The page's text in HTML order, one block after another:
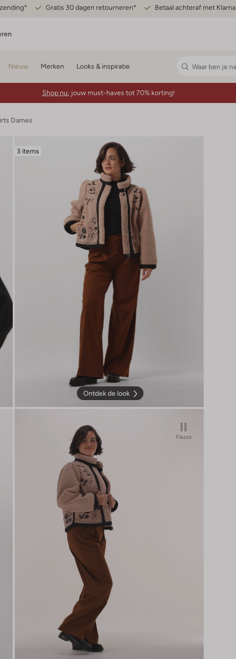
Gratis 30 dagen retourneren* Betaal achteraf met Klarna
Nieuw Merken Looks & inspiratie
Shop nu: jouw must-haves tot 70% korting!
Dames
3 items
Ontdek de look
Pauze